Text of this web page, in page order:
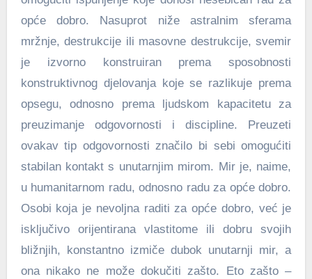
opće dobro. Nasuprot niže astralnim sferama
mržnje, destrukcije ili masovne destrukcije, svemir
je izvorno konstruiran prema sposobnosti
konstruktivnog djelovanja koje se razlikuje prema
opsegu, odnosno prema ljudskom kapacitetu za
preuzimanje odgovornosti i discipline. Preuzeti
ovakav tip odgovornosti značilo bi sebi omogućiti
stabilan kontakt s unutarnjim mirom. Mir je, naime,
u humanitarnom radu, odnosno radu za opće dobro.
Osobi koja je nevoljna raditi za opće dobro, već je
isključivo orijentirana vlastitome ili dobru svojih
bližnjih, konstantno izmiče dubok unutarnji mir, a
ona nikako ne može dokučiti zašto. Eto zašto –